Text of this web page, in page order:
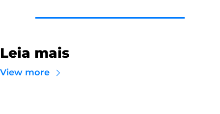
Leia mais
View more